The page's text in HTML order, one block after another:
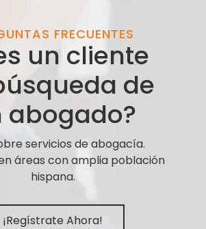
FRECUENTES
un cliente
de
abogado?
servicios de abogacía.
áreas con amplia población
hispana.
¡Regístrate Ahora!